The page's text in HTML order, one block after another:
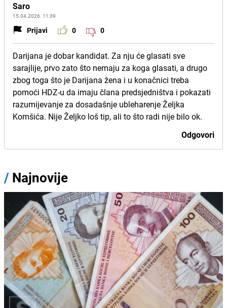
Saro
15.04.2026. 11:39
Prijavi 0 0
Darijana je dobar kandidat. Za nju će glasati sve
sarajlije, prvo zato što nemaju za koga glasati, a drugo
zbog toga što je Darijana žena i u konačnici treba
pomoći HDZ-u da imaju člana predsjedništva i pokazati
razumijevanje za dosadašnje ubleharenje Željka
Komšića. Nije Željko loš tip, ali to što radi nije bilo ok.
Odgovori
/ Najnovije